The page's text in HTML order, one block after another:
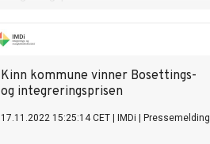
Kinn kommune vinner Bosettings-
og integreringsprisen
17.11.2022 15:25:14 CET IMDi Pressemelding